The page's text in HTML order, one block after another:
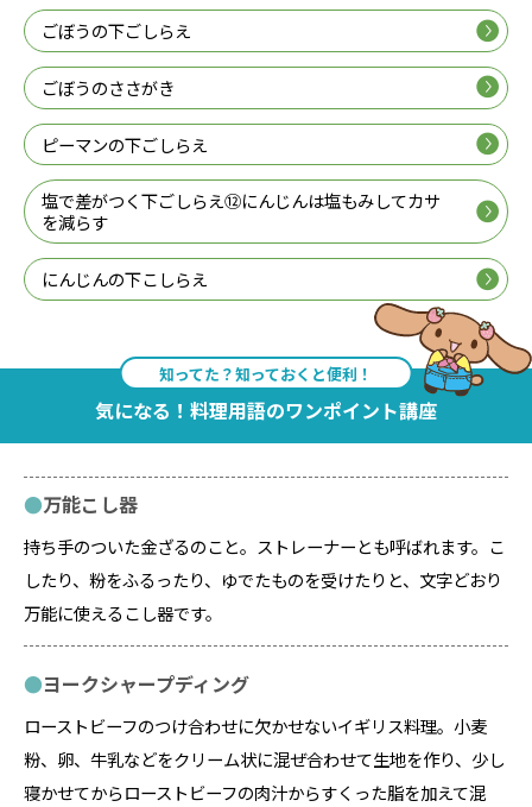
ごぼうの下ごしらえ
ごぼうのささがき
ピーマンの下ごしらえ
塩で差がつく下ごしらえ⑫にんじんは塩もみしてカサ
を減らす
にんじんの下こしらえ
知ってた？知っておくと便利！
気になる！料理用語のワンポイント講座
万能こし器
持ち手のついた金ざるのこと。ストレーナーとも呼ばれます。こ
したり、粉をふるったり、ゆでたものを受けたりと、文字どおり
万能に使えるこし器です。
ヨークシャープディング
ローストビーフのつけ合わせに欠かせないイギリス料理。小麦
粉、卵、牛乳などをクリーム状に混ぜ合わせて生地を作り、少し
寝かせてからローストビーフの肉汁からすくった脂を加えて混